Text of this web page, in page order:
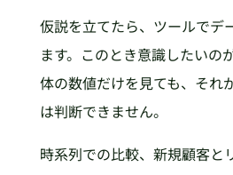
仮説を立てたら、ツールでデ
ます。このとき意識したいの
体の数値だけを見ても、それ
は判断できません。
時系列での比較、新規顧客と